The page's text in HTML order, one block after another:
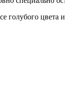
голубого